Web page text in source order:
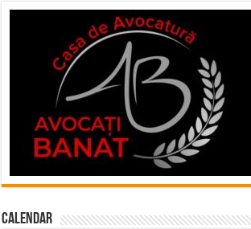
Calendar